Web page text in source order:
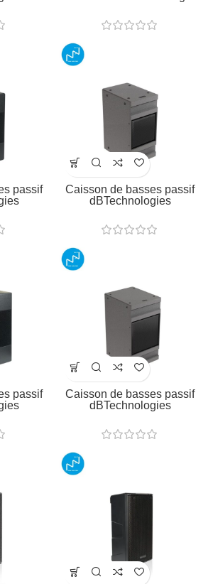
passif
Caisson de basses passif
dBTechnologies
passif
Caisson de basses passif
dBTechnologies